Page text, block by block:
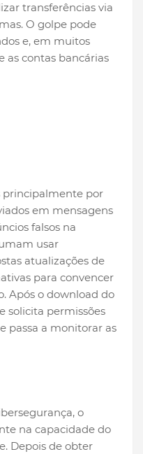
transferências via
O golpe pode
e, em muitos
as contas bancárias
principalmente por
em mensagens
falsos na
usar
atualizações de
para convencer
Após o download do
solicita permissões
passa a monitorar as
o
na capacidade do
Depois de obter